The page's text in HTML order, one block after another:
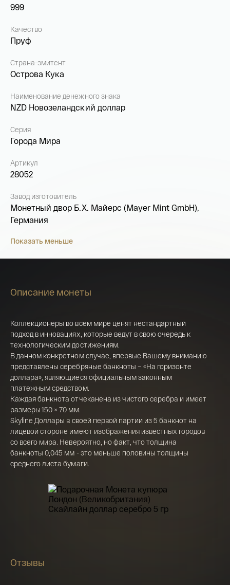
999
Качество
Пруф
Страна-эмитент
Острова Кука
Наименование денежного знака
NZD Новозеландский доллар
Серия
Города Мира
Артикул
28052
Завод изготовитель
Монетный двор Б.Х. Майерс (Mayer Mint GmbH),
Германия
Показать меньше
Описание монеты
Коллекционеры во всем мире ценят нестандартный
подход в инновациях, которые ведут в свою очередь к
технологическим достижениям.
В данном конкретном случае, впервые Вашему вниманию
представлены серебряные банкноты – «На горизонте
доллара», являющиеся официальным законным
платежным средством.
Каждая банкнота отчеканена из чистого серебра и имеет
размеры 150 × 70 мм.
Skyline Доллары в своей первой партии из 5 банкнот на
лицевой стороне имеют изображения известных городов
со всего мира. Невероятно, но факт, что толщина
банкноты 0,045 мм - это меньше половины толщины
среднего листа бумаги.
Отзывы
Российская инвестиционная монета
Георгий Победоносец золото 100 рублей
15,5 гр 2021
142 000 ₽
Правилами оформления
онлайн заявки и даю свое Согласие на
обработку персональных данных